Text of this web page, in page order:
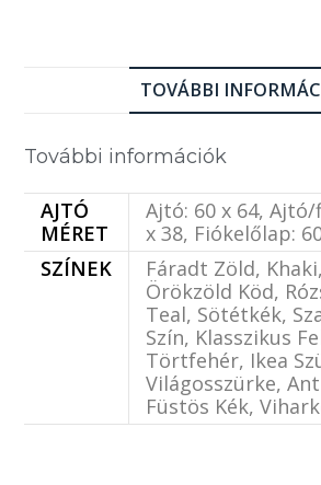
TOVÁBBI
További információk
AJTÓ
MÉRET
Ajtó: 60 x 64,
x 38, Fiókelőlap:
SZÍNEK
Fáradt Zöld,
Örökzöld Köd,
Teal, Sötétkék,
Szín, Klasszikus
Törtfehér, Ikea
Világosszürke,
Füstös Kék,